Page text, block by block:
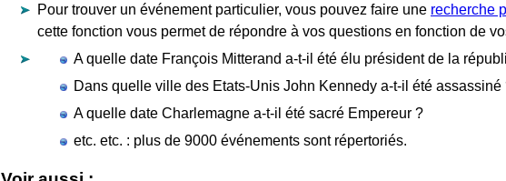
Pour trouver un événement particulier, vous pouvez faire une recherche
cette fonction vous permet de répondre à vos questions en fonction de
A quelle date François Mitterand a-t-il été élu président de la
Dans quelle ville des Etats-Unis John Kennedy a-t-il été assassiné
A quelle date Charlemagne a-t-il été sacré Empereur ?
etc. etc. : plus de 9000 événements sont répertoriés.